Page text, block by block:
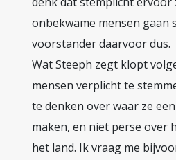
onbekwame mensen gaan
voorstander daarvoor dus.
Wat Steeph zegt klopt
mensen verplicht te
te denken over waar ze
maken, en niet perse over
het land. Ik vraag me